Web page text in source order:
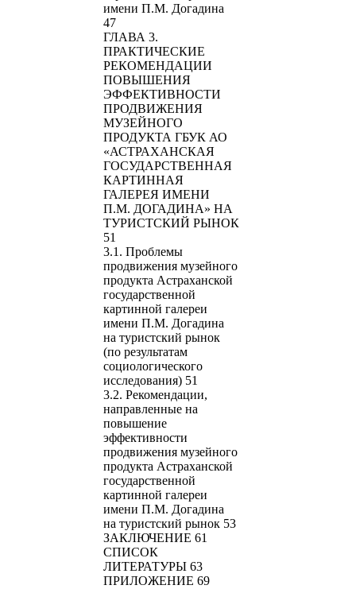
имени П.М. Догадина
47
ГЛАВА 3.
ПРАКТИЧЕСКИЕ
РЕКОМЕНДАЦИИ
ПОВЫШЕНИЯ
ЭФФЕКТИВНОСТИ
ПРОДВИЖЕНИЯ
МУЗЕЙНОГО
ПРОДУКТА ГБУК АО
«АСТРАХАНСКАЯ
ГОСУДАРСТВЕННАЯ
КАРТИННАЯ
ГАЛЕРЕЯ ИМЕНИ
П.М. ДОГАДИНА» НА
ТУРИСТСКИЙ РЫНОК
51
3.1. Проблемы
продвижения музейного
продукта Астраханской
государственной
картинной галереи
имени П.М. Догадина
на туристский рынок
(по результатам
социологического
исследования) 51
3.2. Рекомендации,
направленные на
повышение
эффективности
продвижения музейного
продукта Астраханской
государственной
картинной галереи
имени П.М. Догадина
на туристский рынок 53
ЗАКЛЮЧЕНИЕ 61
СПИСОК
ЛИТЕРАТУРЫ 63
ПРИЛОЖЕНИЕ 69